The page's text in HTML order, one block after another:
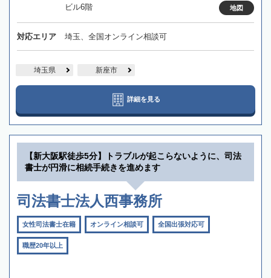
ビル6階
地図
対応エリア 埼玉、全国オンライン相談可
埼玉県 新座市
詳細を見る
【新大阪駅徒歩5分】トラブルが起こらないように、司法
書士が円滑に相続手続きを進めます
司法書士法人西事務所
女性司法書士在籍 オンライン相談可 全国出張対応可
職歴20年以上